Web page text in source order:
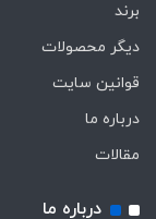
برند
دیگر محصولات
قوانین سایت
درباره ما
مقالات
درباره ما